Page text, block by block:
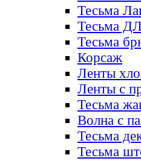
Тесьма
Тесьма
Тесьма
Корсаж
Ленты
Ленты с
Тесьма
Волна с
Тесьма
Тесьма